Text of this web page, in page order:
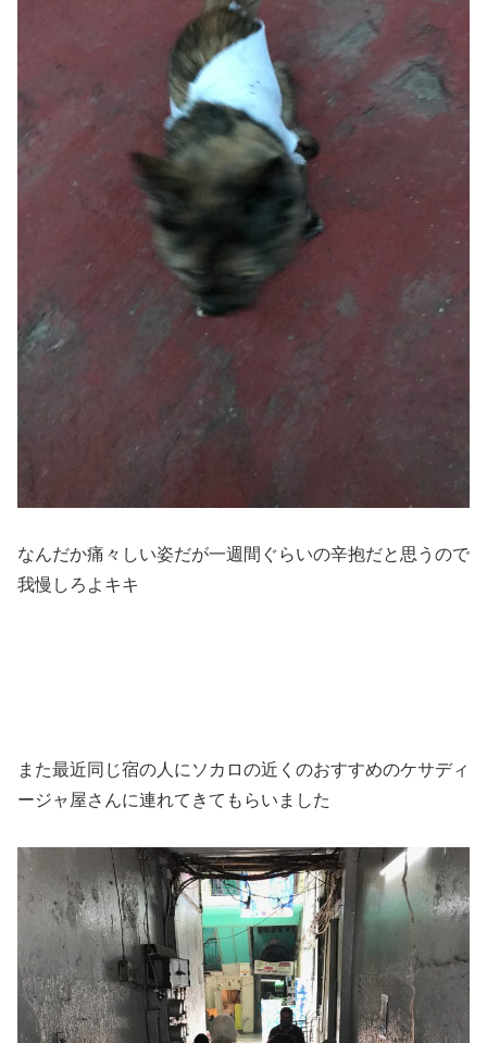
なんだか痛々しい姿だが一週間ぐらいの辛抱だと思うので
我慢しろよキキ
また最近同じ宿の人にソカロの近くのおすすめのケサディ
ージャ屋さんに連れてきてもらいました